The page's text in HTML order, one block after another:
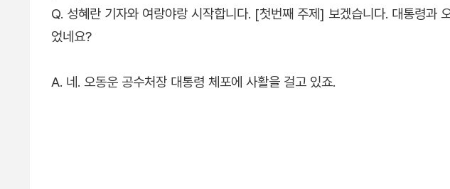
Q. 성혜란 기자와 여랑야랑 시작합니다. [첫번째 주제] 보겠습니다. 대통령과
었네요?
A. 네. 오동운 공수처장 대통령 체포에 사활을 걸고 있죠.